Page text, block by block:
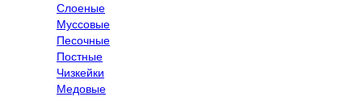
Слоеные
Муссовые
Песочные
Постные
Чизкейки
Медовые